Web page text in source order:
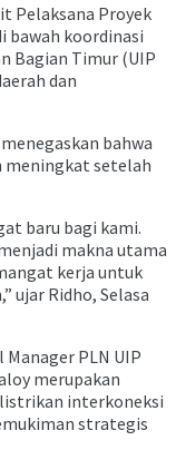
Pelaksana Proyek
bawah koordinasi
Bagian Timur (UIP
dan
bahwa
setelah
baru bagi kami.
makna utama
kerja untuk
ujar Ridho, Selasa
Manager PLN UIP
merupakan
interkoneksi
strategis